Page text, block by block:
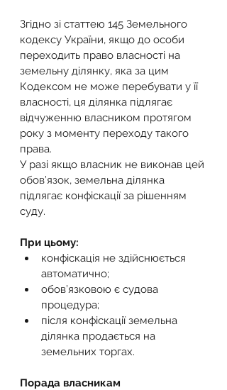
Згідно зі статтею 145 Земельного
кодексу України, якщо до особи
переходить право власності на
земельну ділянку, яка за цим
Кодексом не може перебувати у її
власності, ця ділянка підлягає
відчуженню власником протягом
року з моменту переходу такого
права.
У разі якщо власник не виконав цей
обов’язок, земельна ділянка
підлягає конфіскації за рішенням
суду.
При цьому:
конфіскація не здійснюється
автоматично;
обов’язковою є судова
процедура;
після конфіскації земельна
ділянка продається на
земельних торгах.
Порада власникам